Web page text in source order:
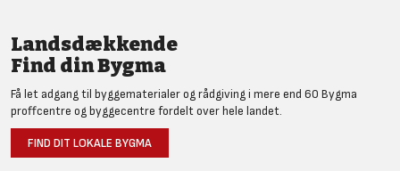
Landsdækkende
Find din Bygma
Få let adgang til byggematerialer og rådgiving i mere end 60 Bygma
proffcentre og byggecentre fordelt over hele landet.
FIND DIT LOKALE BYGMA